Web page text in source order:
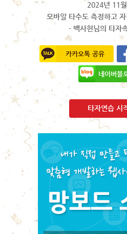
2024년 11
모바일 타수도 측정하고
- 백사헌님의 타자
카카오톡 공유
네이버블
타자연습 시